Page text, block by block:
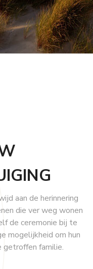
vragen
aan de herinnering
die ver weg wonen
de ceremonie bij te
mogelijkheid om hun
getroffen familie.